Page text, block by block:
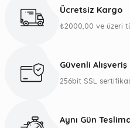
Görüş ve önerileriniz için
Ürün bilgilerinde hatalar
Ücretsiz Kargo
₺2000,00 ve üzeri
Güvenli Alışveriş
256bit SSL
Aynı Gün